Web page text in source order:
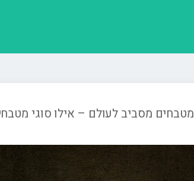
מטבחים מסביב לעולם – אילו סוגי